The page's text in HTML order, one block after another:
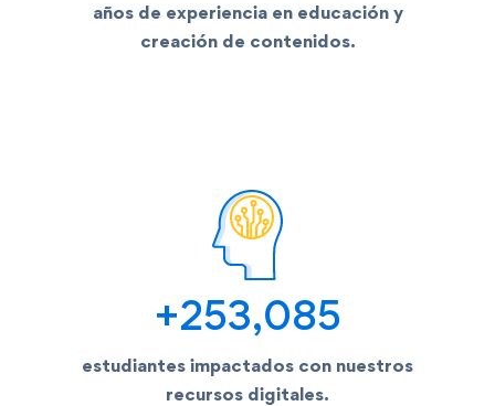
años de experiencia en educación y
creación de contenidos.
+253,085
estudiantes impactados con nuestros
recursos digitales.